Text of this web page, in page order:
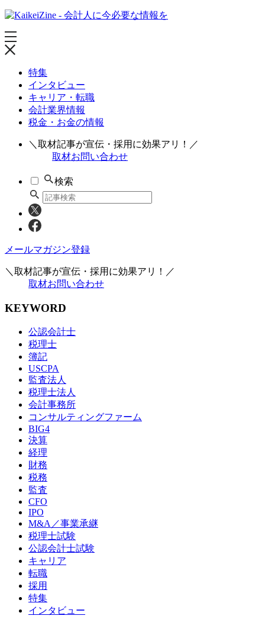
特集
インタビュー
キャリア・転職
会計業界情報
税金・お金の情報
＼取材記事が宣伝・採用に効果アリ！／
取材お問い合わせ
検索
メールマガジン登録
＼取材記事が宣伝・採用に効果アリ！／
取材お問い合わせ
KEYWORD
公認会計士
税理士
簿記
USCPA
監査法人
税理士法人
会計事務所
コンサルティングファーム
BIG4
決算
経理
財務
税務
監査
CFO
IPO
M&A／事業承継
税理士試験
公認会計士試験
キャリア
転職
採用
特集
インタビュー